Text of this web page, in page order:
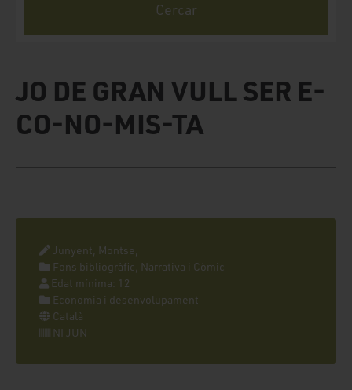
JO DE GRAN VULL SER E-
CO-NO-MIS-TA
Junyent, Montse,
Fons bibliogràfic, Narrativa i Còmic
Edat mínima: 12
Economia i desenvolupament
Català
NI JUN